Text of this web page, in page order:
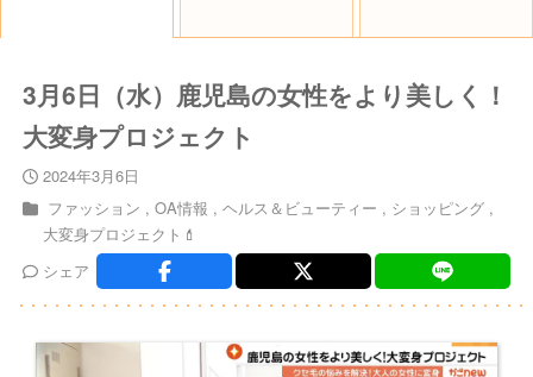
3月6日（水）鹿児島の女性をより美しく！
大変身プロジェクト
2024年3月6日
ファッション
OA情報 ヘルス＆ビューティー
ショッピング
大変身プロジェクト💄
シェア